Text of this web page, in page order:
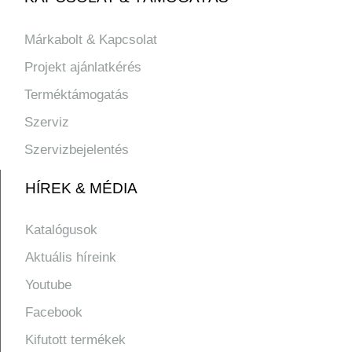
Márkabolt & Kapcsolat
Projekt ajánlatkérés
Terméktámogatás
Szerviz
Szervizbejelentés
HÍREK & MÉDIA
Katalógusok
Aktuális híreink
Youtube
Facebook
Kifutott termékek